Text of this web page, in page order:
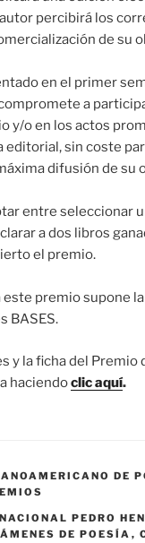
percibirá los
de su
en el primer
a
y/o en los actos
editorial, sin coste
difusión de su
entre seleccionar
a dos libros
el premio.
este premio supone
BASES.
y la ficha del Premio
haciendoclic aquí.
DE
PEDRO
DE POESÍA ,